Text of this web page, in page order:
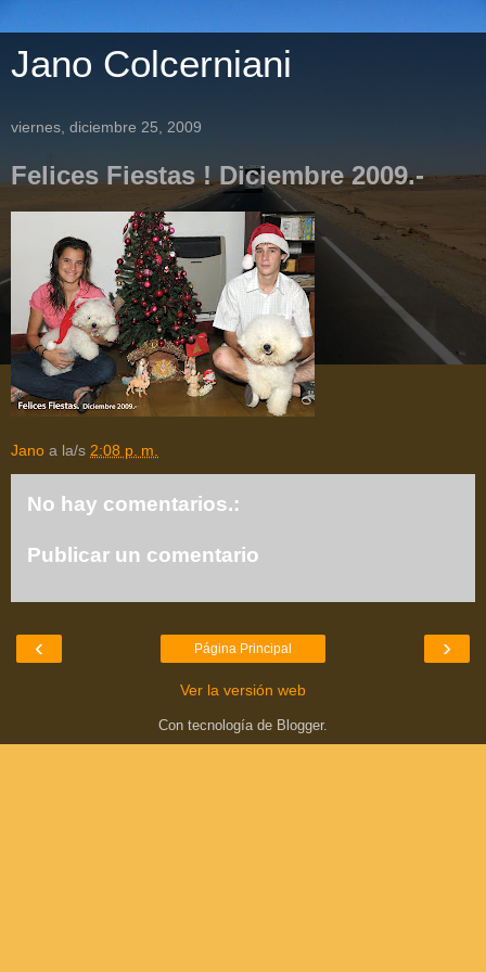
Jano Colcerniani
viernes, diciembre 25, 2009
Felices Fiestas ! Diciembre 2009.-
Jano a la/s 2:08 p. m.
No hay comentarios.:
Publicar un comentario
‹ ›
Página Principal
Ver la versión web
Con tecnología de Blogger.